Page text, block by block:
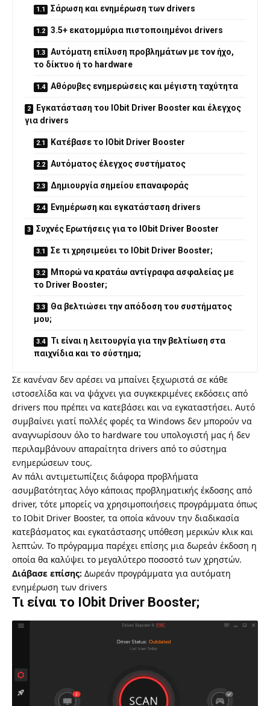
Σάρωση και ενημέρωση των drivers
3.5+ εκατομμύρια πιστοποιημένοι drivers
Αυτόματη επίλυση προβλημάτων με τον ήχο,
το δίκτυο ή το hardware
Αθόρυβες ενημερώσεις και μέγιστη ταχύτητα
Εγκατάσταση του IObit Driver Booster και έλεγχος
για drivers
Κατέβασε το IObit Driver Booster
Αυτόματος έλεγχος συστήματος
Δημιουργία σημείου επαναφοράς
Ενημέρωση και εγκατάσταση drivers
Συχνές Ερωτήσεις για το IObit Driver Booster
Σε τι χρησιμεύει το IObit Driver Booster;
Μπορώ να κρατάω αντίγραφα ασφαλείας με
το Driver Booster;
Θα βελτιώσει την απόδοση του συστήματος
μου;
Τι είναι η λειτουργία για την βελτίωση στα
παιχνίδια και το σύστημα;
Σε κανέναν δεν αρέσει να μπαίνει ξεχωριστά σε κάθε
ιστοσελίδα και να ψάχνει για συγκεκριμένες εκδόσεις από
drivers που πρέπει να κατεβάσει και να εγκαταστήσει. Αυτό
συμβαίνει γιατί πολλές φορές τα Windows δεν μπορούν να
αναγνωρίσουν όλο το hardware του υπολογιστή μας ή δεν
περιλαμβάνουν απαραίτητα drivers από το σύστημα
ενημερώσεων τους.
Αν πάλι αντιμετωπίζεις διάφορα προβλήματα
ασυμβατότητας λόγο κάποιας προβληματικής έκδοσης από
driver, τότε μπορείς να χρησιμοποιήσεις προγράμματα όπως
το IObit Driver Booster, τα οποία κάνουν την διαδικασία
κατεβάσματος και εγκατάστασης υπόθεση μερικών κλικ και
λεπτών. Το πρόγραμμα παρέχει επίσης μια δωρεάν έκδοση η
οποία θα καλύψει το μεγαλύτερο ποσοστό των χρηστών.
Διάβασε επίσης: Δωρεάν προγράμματα για αυτόματη
ενημέρωση των drivers
Τι είναι το IObit Driver Booster;